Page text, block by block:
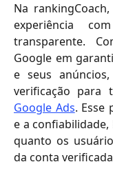
Na
experiência
transparente.
Google em
e seus
verificação para
Google Ads. Esse
e a
quanto os
da conta